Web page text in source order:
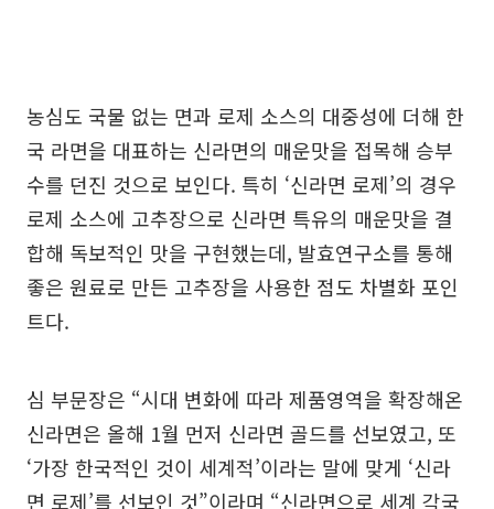
농심도 국물 없는 면과 로제 소스의 대중성에 더해 한
국 라면을 대표하는 신라면의 매운맛을 접목해 승부
수를 던진 것으로 보인다. 특히 ‘신라면 로제’의 경우
로제 소스에 고추장으로 신라면 특유의 매운맛을 결
합해 독보적인 맛을 구현했는데, 발효연구소를 통해
좋은 원료로 만든 고추장을 사용한 점도 차별화 포인
트다.
심 부문장은 “시대 변화에 따라 제품영역을 확장해온
신라면은 올해 1월 먼저 신라면 골드를 선보였고, 또
‘가장 한국적인 것이 세계적’이라는 말에 맞게 ‘신라
면 로제’를 선보인 것”이라며 “신라면으로 세계 각국